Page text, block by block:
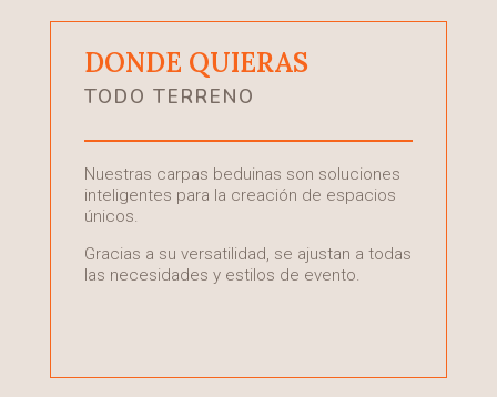
DONDE QUIERAS
TODO TERRENO
Nuestras carpas beduinas son soluciones
inteligentes para la creación de espacios
únicos.
Gracias a su versatilidad, se ajustan a todas
las necesidades y estilos de evento.